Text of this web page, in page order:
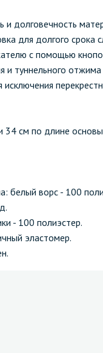
и долговечность
для долгого срока
с помощью
и туннельного
34 см по длине
белый ворс - 100
- 100 полиэстер.
эластомер.